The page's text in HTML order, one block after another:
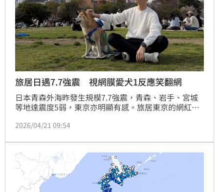
旅居日遇7.7強震 視網膜愛犬1反應笑翻網
日本青森外海昨發生規模7.7強震，青森、岩手、宮城
等地達震度5弱，東京亦明顯有感。旅居東京的網紅視
醒在日旅客注意安全。然而，愛犬「柚子」卻在強震中
發布「北海道．三陸沖後發地震注意情報」，警告可能
發生規模8.0以上地震，呼籲民眾提高警覺。
2026/04/21 09:54